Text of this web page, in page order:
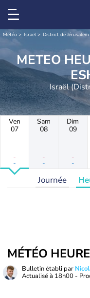
Météo Israël District de Jérusalem
METEO
Israël
Ven
07
-
-
Sam
08
-
-
Dim
09
-
-
Journée
MÉTÉO
Bulletin établi par
Actualisé à 18h00 -